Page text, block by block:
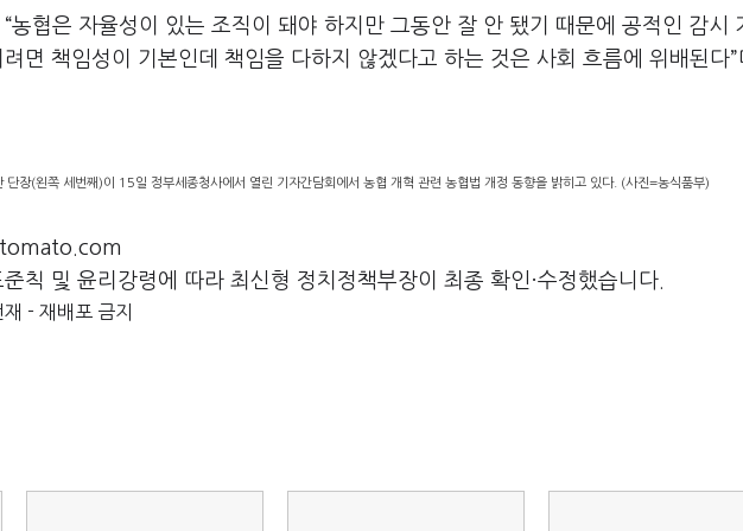
농협은 자율성이 있는 조직이 돼야 하지만 그동안 잘 안 됐기 때문에 공적인 감시
면 책임성이 기본인데 책임을 다하지 않겠다고 하는 것은 사회 흐름에 위배된다”
단장(왼쪽 세번째)이 15일 정부세종청사에서 열린 기자간담회에서 농협 개혁 관련 농협법 개정 동향을 밝히고 있다. (사진=농식품부)
칙 및 윤리강령에 따라 최신형 정치정책부장이 최종 확인·수정했습니다.
- 재배포 금지